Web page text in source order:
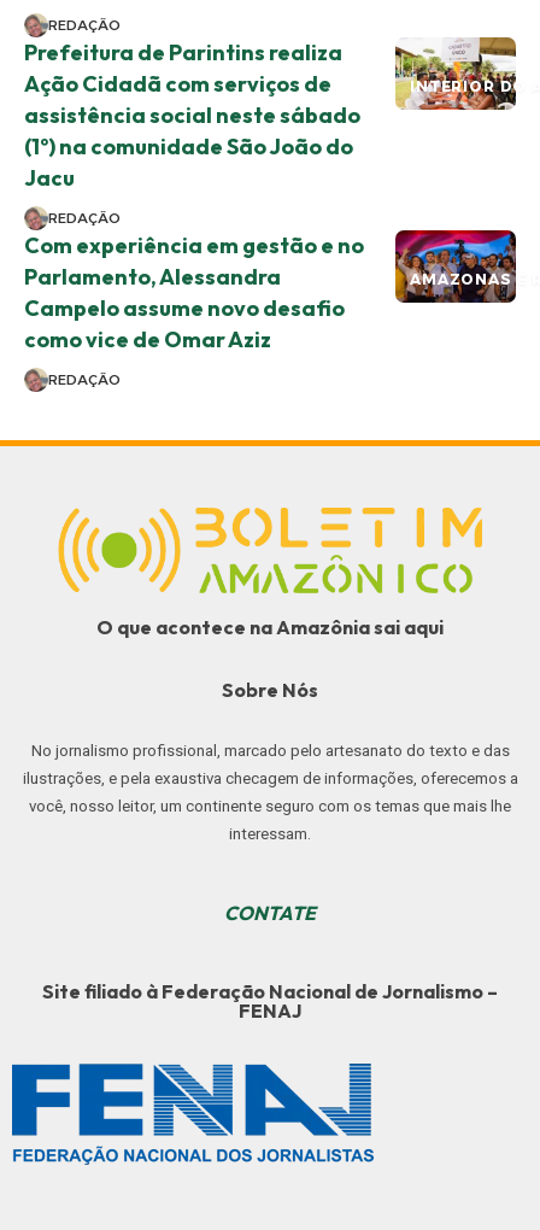
REDAÇÃO
INTERIOR DO
Prefeitura de Parintins realiza
Ação Cidadã com serviços de
assistência social neste sábado
(1º) na comunidade São João do
Jacu
REDAÇÃO
AMAZONAS E
Com experiência em gestão e no
Parlamento, Alessandra
Campelo assume novo desafio
como vice de Omar Aziz
REDAÇÃO
O que acontece na Amazônia sai aqui
Sobre Nós
No jornalismo profissional, marcado pelo artesanato do texto e das
ilustrações, e pela exaustiva checagem de informações, oferecemos a
você, nosso leitor, um continente seguro com os temas que mais lhe
interessam.
CONTATE
Site filiado à Federação Nacional de Jornalismo –
FENAJ